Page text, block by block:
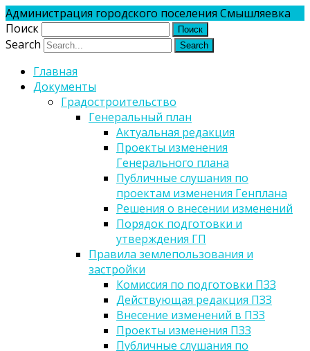
Администрация городского поселения Смышляевка
Поиск
Search
Главная
Документы
Градостроительство
Генеральный план
Актуальная редакция
Проекты изменения
Генерального плана
Публичные слушания по
проектам изменения Генплана
Решения о внесении изменений
Порядок подготовки и
утверждения ГП
Правила землепользования и
застройки
Комиссия по подготовки ПЗЗ
Действующая редакция ПЗЗ
Внесение изменений в ПЗЗ
Проекты изменения ПЗЗ
Публичные слушания по